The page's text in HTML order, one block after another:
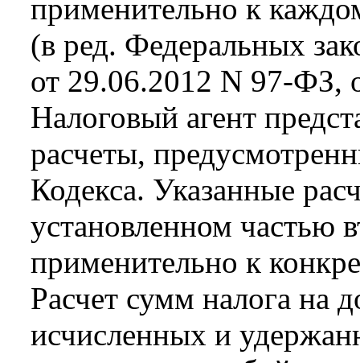
применительно к
(в ред. Федеральных
от 29.06.2012 N 97-ФЗ,
Налоговый агент
расчеты,
Кодекса. Указанные
установленном частью
применительно к
Расчет сумм налога на
исчисленных и